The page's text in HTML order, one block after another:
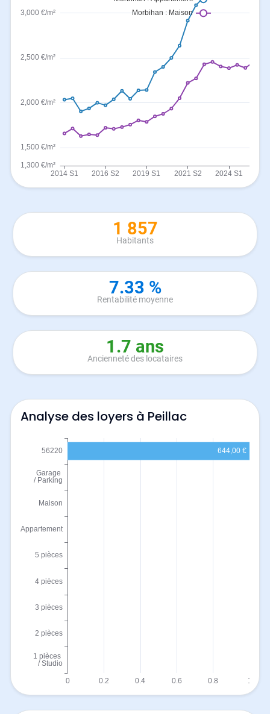
1 857
Habitants
7.33 %
Rentabilité moyenne
1.7 ans
Ancienneté des locataires
Analyse des loyers à Peillac